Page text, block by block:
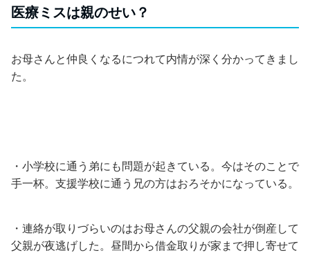
医療ミスは親のせい？
お母さんと仲良くなるにつれて内情が深く分かってきまし
た。
・小学校に通う弟にも問題が起きている。今はそのことで
手一杯。支援学校に通う兄の方はおろそかになっている。
・連絡が取りづらいのはお母さんの父親の会社が倒産して
父親が夜逃げした。昼間から借金取りが家まで押し寄せて